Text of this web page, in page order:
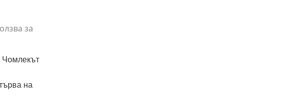
за
Чомлекът
на